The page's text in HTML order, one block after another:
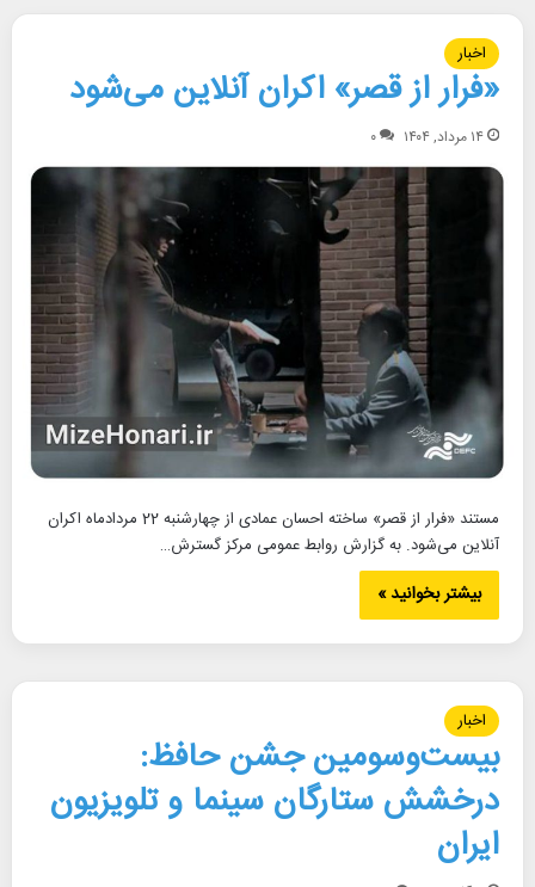
اخبار
«فرار از قصر» اکران آنلاین می‌شود
۱۴ مرداد, ۱۴۰۴ ۰
مستند «فرار از قصر» ساخته احسان عمادی از چهارشنبه 22 مردادماه اکران
آنلاین می‌شود. به گزارش روابط عمومی مرکز گسترش…
بیشتر بخوانید »
اخبار
بیست‌وسومین جشن حافظ:
درخشش ستارگان سینما و تلویزیون
ایران